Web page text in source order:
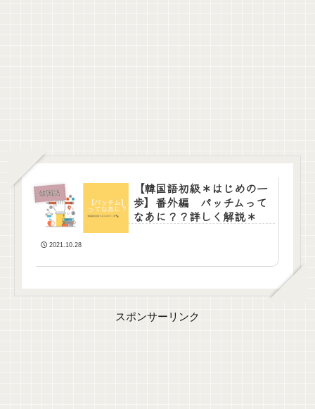
韓国語
【韓国語初級＊はじめの一
歩】番外編 パッチムって
なあに？？詳しく解説＊
2021.10.28
スポンサーリンク